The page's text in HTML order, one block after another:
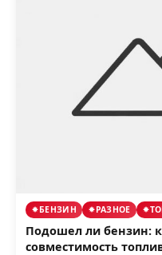
БЕНЗИН РАЗНОЕ
Подошел ли бензин:
совместимость